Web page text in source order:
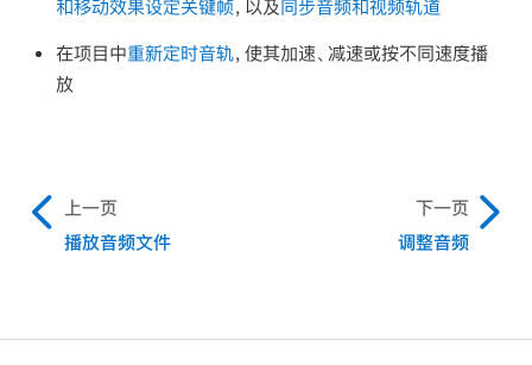
和移动效果设定关键帧，以及同步音频和视频轨道
在项目中重新定时音轨，使其加速、减速或按不同速度播
放
上一页
播放音频文件
下一页
调整音频